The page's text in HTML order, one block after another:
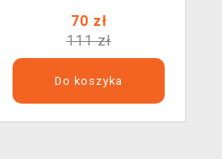
70 zł
111 zł
Do koszyka